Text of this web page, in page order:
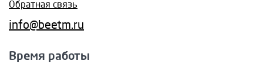
Обратная связь
info@beetm.ru
Время работы